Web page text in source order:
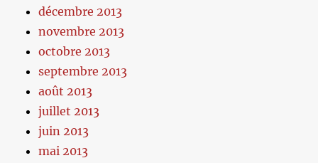
décembre 2013
novembre 2013
octobre 2013
septembre 2013
août 2013
juillet 2013
juin 2013
mai 2013